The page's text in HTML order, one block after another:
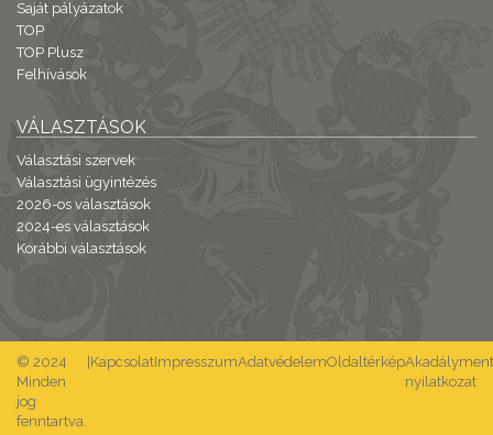
Saját pályázatok
TOP
TOP Plusz
Felhívások
VÁLASZTÁSOK
Választási szervek
Választási ügyintézés
2026-os választások
2024-es választások
Korábbi választások
© 2024
Minden
jog
fenntartva.
KapcsolatImpresszumAdatvédelemOldaltérkép
nyilatkozat